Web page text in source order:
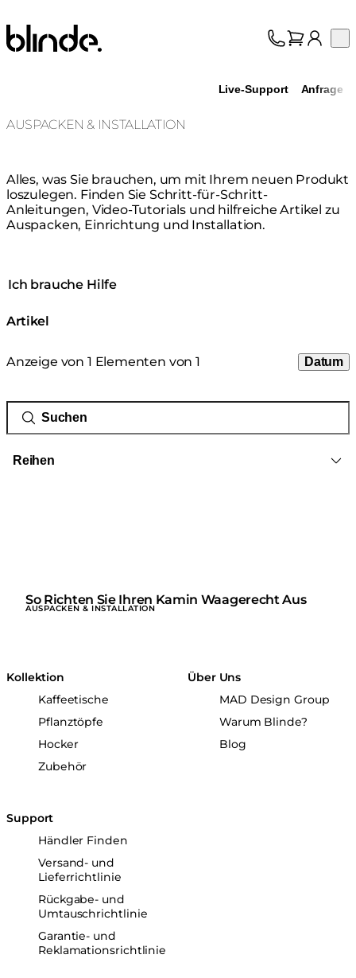
Blinde Design
Live-Support Anfrage
AUSPACKEN & INSTALLATION
Alles, was Sie brauchen, um mit Ihrem neuen Produkt
loszulegen. Finden Sie Schritt-für-Schritt-
Anleitungen, Video-Tutorials und hilfreiche Artikel zu
Auspacken, Einrichtung und Installation.
Ich brauche Hilfe
Artikel
Anzeige von 1 Elementen von 1 Datum
Reihen
So Richten Sie Ihren Kamin Waagerecht Aus
AUSPACKEN & INSTALLATION
Kollektion
Kaffeetische
Pflanztöpfe
Hocker
Zubehör
Über Uns
MAD Design Group
Warum Blinde?
Blog
Support
Händler Finden
Versand- und
Lieferrichtlinie
Rückgabe- und
Umtauschrichtlinie
Garantie- und
Reklamationsrichtlinie